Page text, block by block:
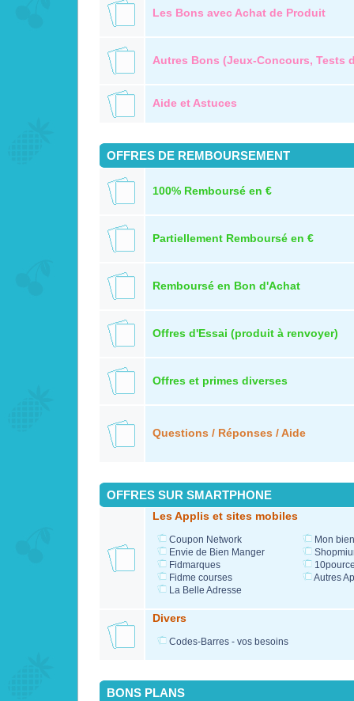
Les Bons avec Achat de Produit
Autres Bons (Jeux-Concours, Tests
Aide et Astuces
OFFRES DE REMBOURSEMENT
100% Remboursé en €
Partiellement Remboursé en €
Remboursé en Bon d'Achat
Offres d'Essai (produit à renvoyer)
Offres et primes diverses
Questions / Réponses / Aide
OFFRES SUR SMARTPHONE
Les Applis et sites mobiles
Coupon Network
Envie de Bien Manger
Fidmarques
Fidme courses
La Belle Adresse
Mon
Autres
Divers
Codes-Barres - vos besoins
BONS PLANS